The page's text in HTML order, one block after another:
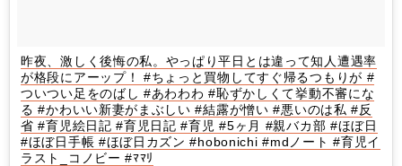
昨夜、激しく後悔の私。やっぱり平日とは違って知人遭遇率
が格段にアーップ！ #ちょっと買物してすぐ帰るつもりが #
ついつい足をのばし #あわわわ #恥ずかしくて挙動不審にな
る #かわいい新妻がまぶしい #結露が憎い #悪いのは私 #反
省 #育児絵日記 #育児日記 #育児 #5ヶ月 #親バカ部 #ほぼ日
#ほぼ日手帳 #ほぼ日カズン #hobonichi #mdノート #育児イ
ラスト_コノビー #ﾏﾏﾘ